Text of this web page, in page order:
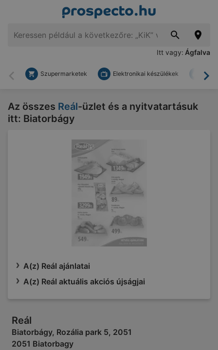
Itt vagy: Ágfalva
Vissza
Szupermarketek Elektronikai készülékek
Az összes Reál-üzlet és a nyitvatartásuk
itt: Biatorbágy
A(z) Reál ajánlatai
A(z) Reál aktuális akciós újságjai
Reál
Biatorbágy, Rozália park 5, 2051
2051 Biatorbagy